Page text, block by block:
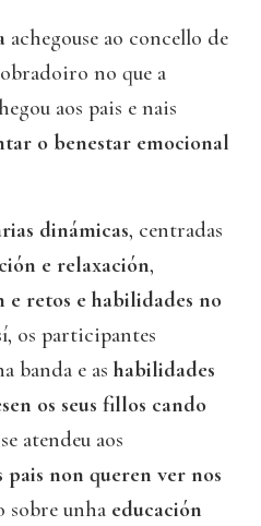
achegouse ao concello de
no que a
aos pais e nais
o benestar emocional
dinámicas, centradas
e relaxación,
retos e habilidades no
os participantes
banda e as habilidades
os seus fillos cando
atendeu aos
non queren ver nos
sobre unha educación